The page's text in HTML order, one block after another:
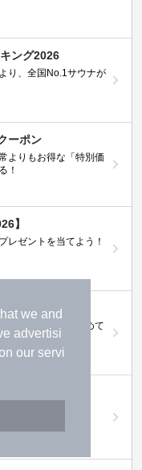
we and
advertisi
our servi
ング2026
り、全国No.1サウナが
ーポン
よりもお得な「特別価
！
】
レゼントを当てよう！
ックアップ。まとめて
得な情報を掲載中